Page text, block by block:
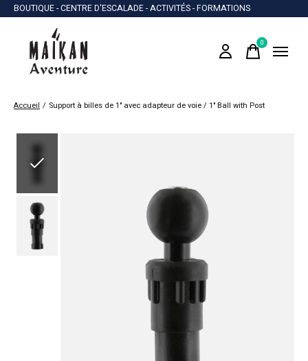
BOUTIQUE - CENTRE D'ESCALADE - ACTIVITÉS - FORMATIONS
0items
Accueil / Support à billes de 1" avec adapteur de voie / 1" Ball with Post